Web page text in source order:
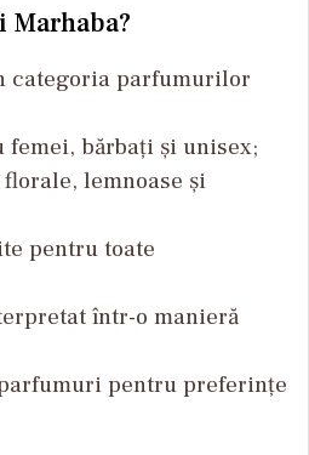
Marhaba?
categoria parfumurilor
bărbați și unisex;
lemnoase și
pentru toate
într-o manieră
pentru preferințe